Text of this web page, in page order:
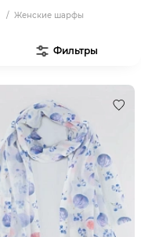
Женские шарфы
Фильтры